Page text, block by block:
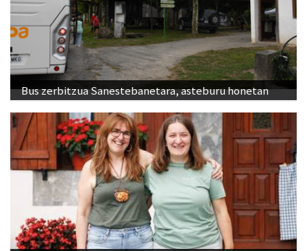
Bus zerbitzua Sanestebanetara, asteburu honetan